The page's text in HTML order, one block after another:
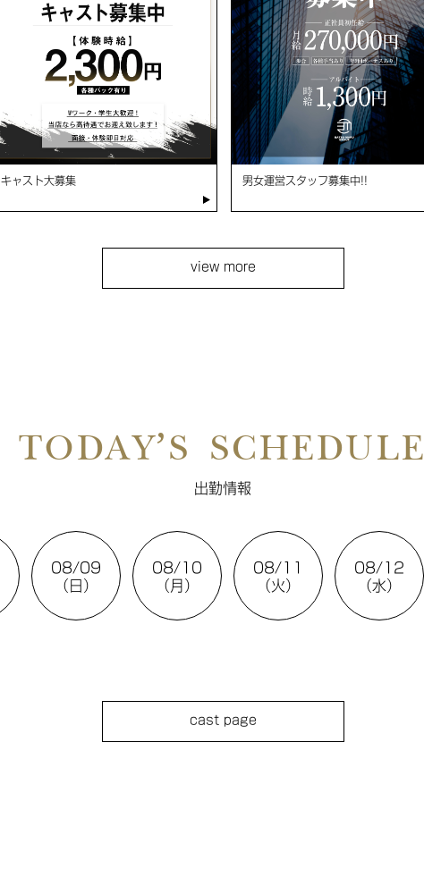
キャスト大募集 男女運営スタッフ募集中!!
view more
TODAY’S SCHEDULE
出勤情報
08/09
（日）
08/10
（月）
08/11
（火）
08/12
（水）
cast page